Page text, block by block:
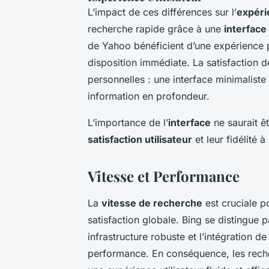
L’impact de ces différences sur l’
recherche rapide grâce à une
de Yahoo bénéficient d’une
disposition immédiate. La satisfaction
personnelles : une interface
information en profondeur.
L’importance de l’interface ne saurait
satisfaction utilisateur et leur fidélité à
Vitesse et Performance
La vitesse de recherche est cruciale
satisfaction globale. Bing se distingue
infrastructure robuste et l’intégration
performance. En conséquence, les